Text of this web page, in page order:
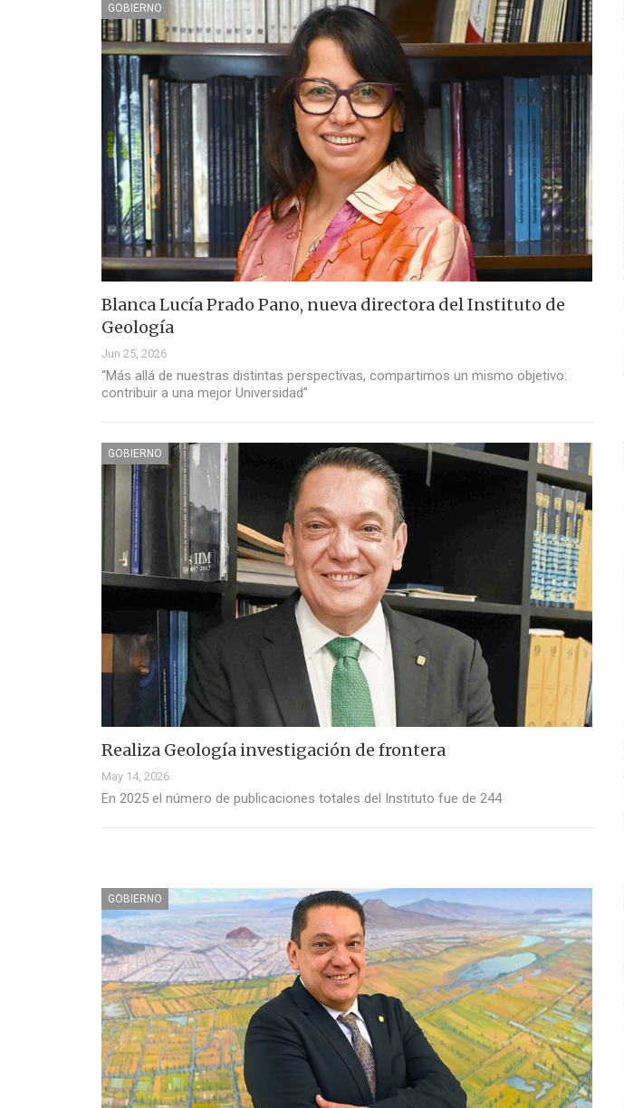
GOBIERNO
Blanca Lucía Prado Pano, nueva directora del Instituto de
Geología
Jun 25, 2026
“Más allá de nuestras distintas perspectivas, compartimos un mismo objetivo:
contribuir a una mejor Universidad”
GOBIERNO
Realiza Geología investigación de frontera
May 14, 2026
En 2025 el número de publicaciones totales del Instituto fue de 244
GOBIERNO